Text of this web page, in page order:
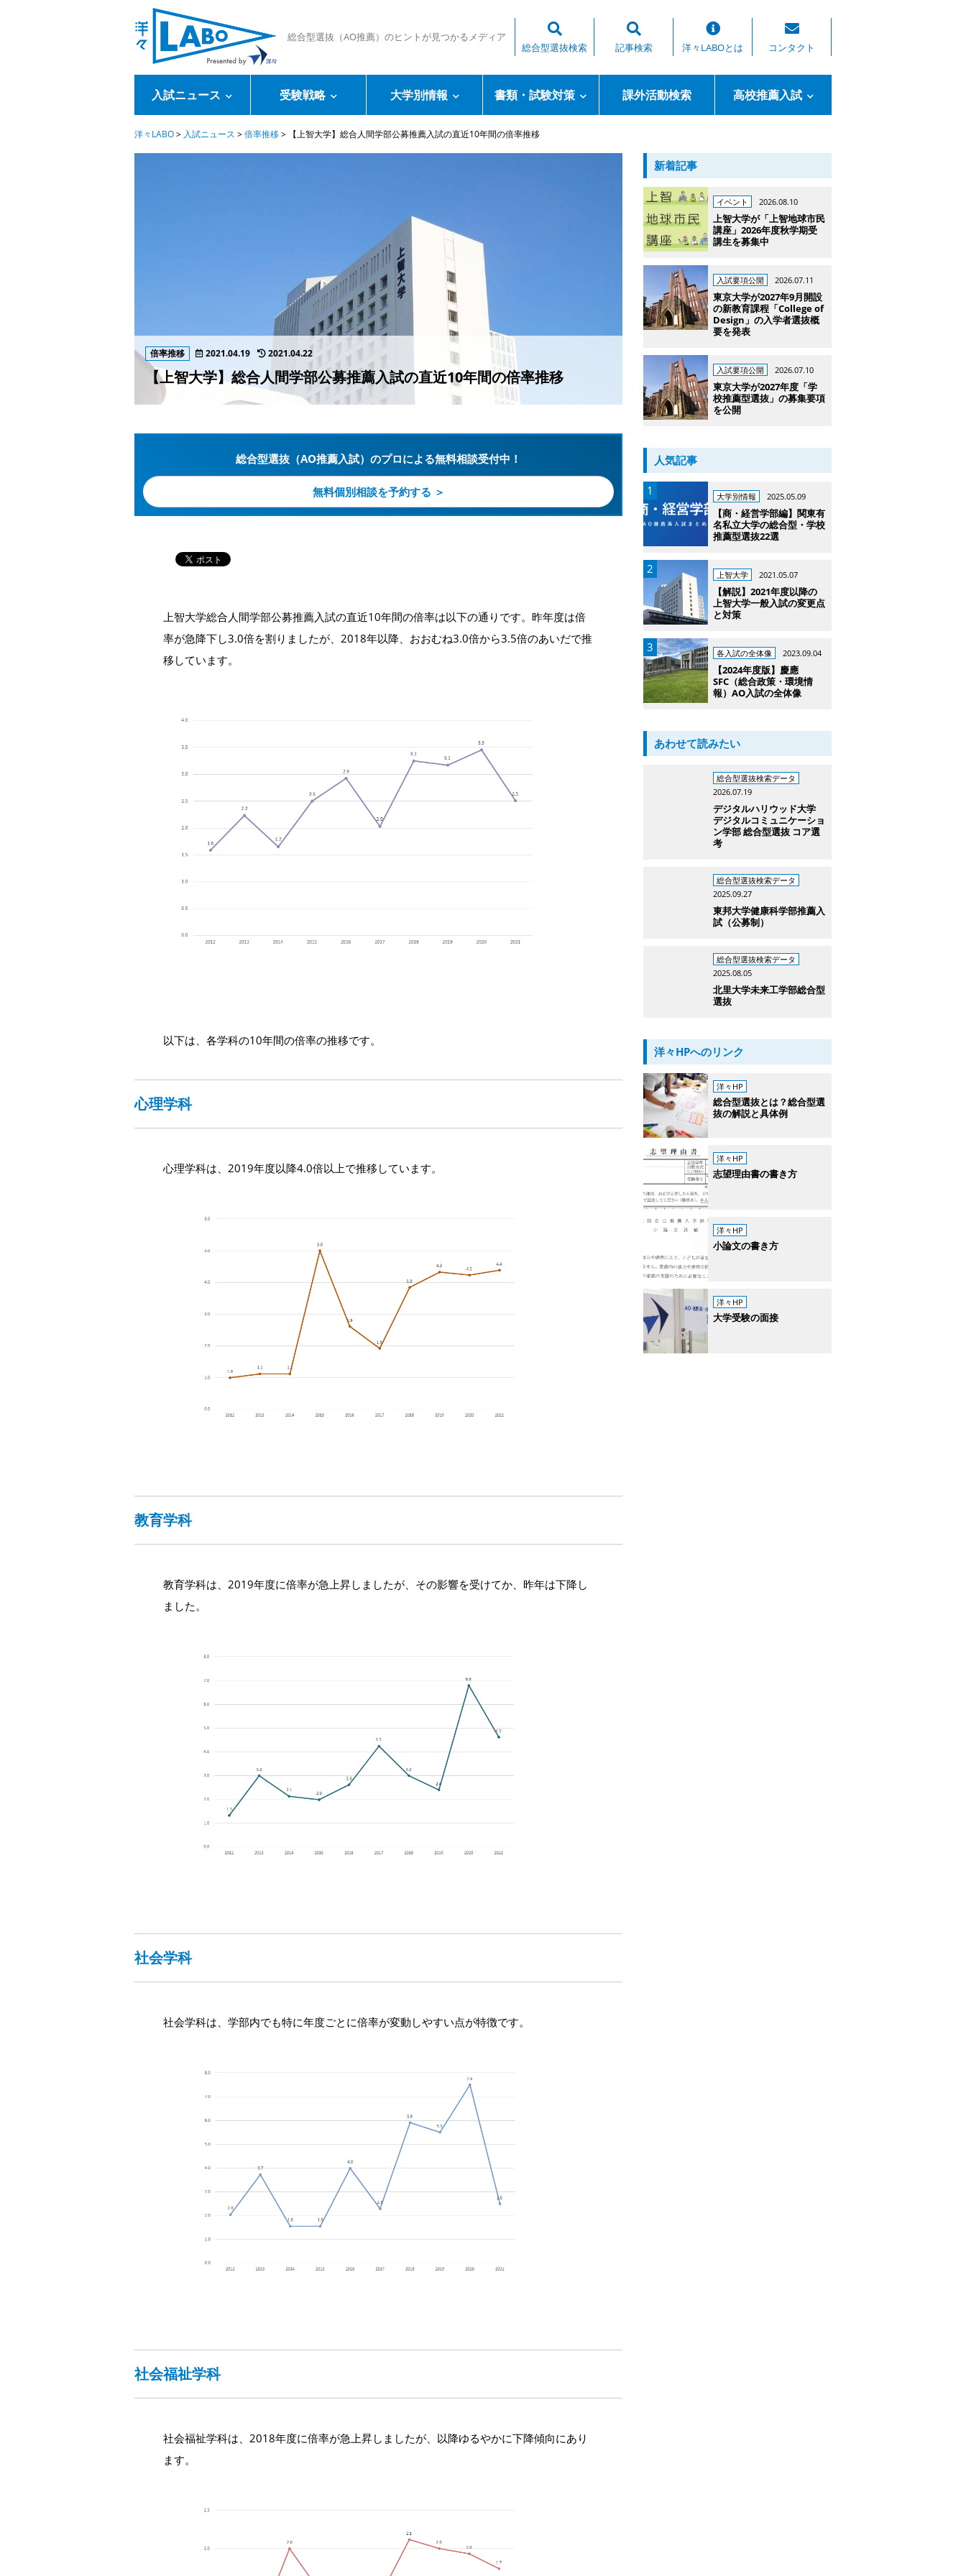
総合型選抜（AO推薦）のヒントが見つかるメディア
総合型選抜検索
記事検索 洋々LABOとは コンタクト
入試ニュース 受験戦略 大学別情報 書類・試験対策 課外活動検索 高校推薦入試
洋々LABO> 入試ニュース >倍率推移> 【上智大学】総合人間学部公募推薦入試の直近10年間の倍率推移
倍率推移 2021.04.19 2021.04.22
【上智大学】総合人間学部公募推薦入試の直近10年間の倍率推移
総合型選抜（AO推薦入試）のプロによる無料相談受付中！
無料個別相談を予約する ＞
上智大学総合人間学部公募推薦入試の直近10年間の倍率は以下の通りです。昨年度は倍
率が急降下し3.0倍を割りましたが、2018年以降、おおむね3.0倍から3.5倍のあいだで推
移しています。
以下は、各学科の10年間の倍率の推移です。
心理学科
心理学科は、2019年度以降4.0倍以上で推移しています。
教育学科
教育学科は、2019年度に倍率が急上昇しましたが、その影響を受けてか、昨年は下降し
ました。
社会学科
社会学科は、学部内でも特に年度ごとに倍率が変動しやすい点が特徴です。
社会福祉学科
社会福祉学科は、2018年度に倍率が急上昇しましたが、以降ゆるやかに下降傾向にあり
ます。
新着記事
イベント 2026.08.10
上智大学が「上智地球市民
講座」2026年度秋学期受
講生を募集中
入試要項公開 2026.07.11
東京大学が2027年9月開設
の新教育課程「College of
Design」の入学者選抜概
要を発表
入試要項公開 2026.07.10
東京大学が2027年度「学
校推薦型選抜」の募集要項
を公開
人気記事
大学別情報 2025.05.09
【商・経営学部編】関東有
名私立大学の総合型・学校
推薦型選抜22選
上智大学 2021.05.07
【解説】2021年度以降の
上智大学一般入試の変更点
と対策
各入試の全体像 2023.09.04
【2024年度版】慶應
SFC（総合政策・環境情
報）AO入試の全体像
あわせて読みたい
総合型選抜検索データ
2026.07.19
デジタルハリウッド大学
デジタルコミュニケーショ
ン学部 総合型選抜 コア選
考
総合型選抜検索データ
2025.09.27
東邦大学健康科学部推薦入
試（公募制）
総合型選抜検索データ
2025.08.05
北里大学未来工学部総合型
選抜
洋々HPへのリンク
洋々HP
総合型選抜とは？総合型選
抜の解説と具体例
洋々HP
志望理由書の書き方
洋々HP
小論文の書き方
洋々HP
大学受験の面接